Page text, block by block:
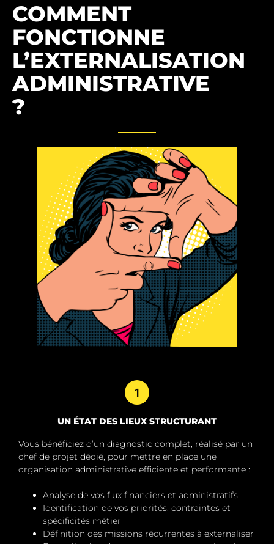
COMMENT
FONCTIONNE
L’EXTERNALISATION
ADMINISTRATIVE
?
1
UN ÉTAT DES LIEUX STRUCTURANT
Vous bénéficiez d’un diagnostic complet, réalisé par un
chef de projet dédié, pour mettre en place une
organisation administrative efficiente et performante :
Analyse de vos flux financiers et administratifs
Identification de vos priorités, contraintes et
spécificités métier
Définition des missions récurrentes à externaliser